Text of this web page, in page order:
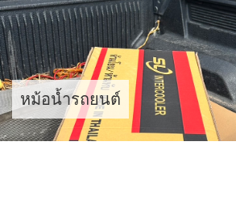
Skip
to
content
หม้อน้ำรถยนต์